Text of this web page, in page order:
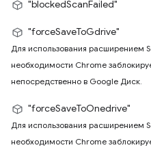
"blockedScanFailed"
"forceSaveToGdrive"
Для использования расширением
необходимости Chrome
непосредственно в Google Диск.
"forceSaveToOnedrive"
Для использования расширением
необходимости Chrome